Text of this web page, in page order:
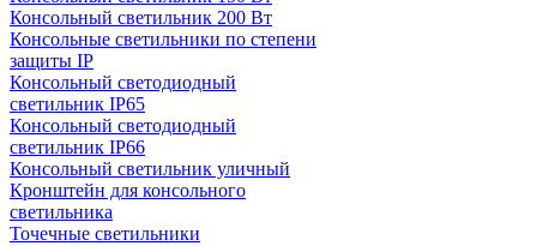
Консольный светильник 200 Вт
Консольные светильники по степени
защиты IP
Консольный светодиодный
светильник IP65
Консольный светодиодный
светильник IP66
Консольный светильник уличный
Кронштейн для консольного
светильника
Точечные светильники